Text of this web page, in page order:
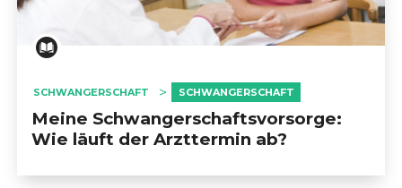
SCHWANGERSCHAFT SCHWANGERSCHAFT
Meine Schwangerschaftsvorsorge:
Wie läuft der Arzttermin ab?